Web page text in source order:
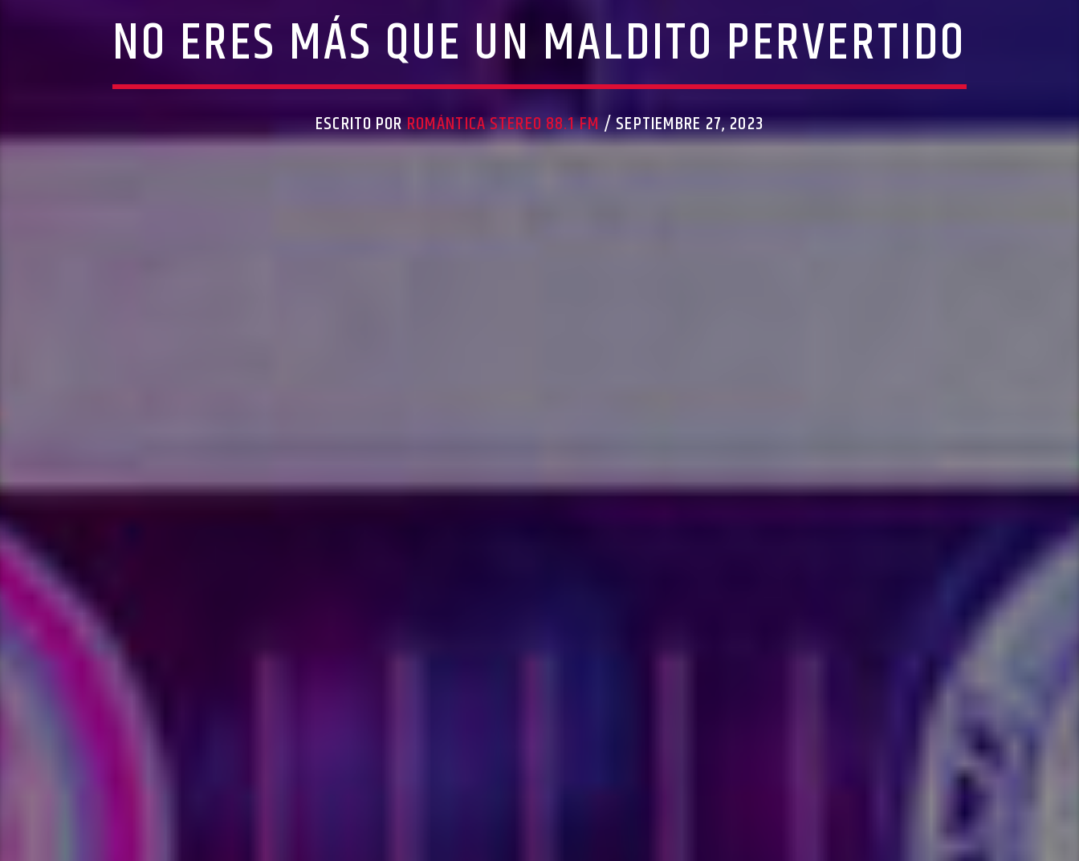
NO ERES MÁS QUE UN MALDITO PERVERTIDO
ESCRITO PORROMÁNTICA STEREO 88.1 FM/ SEPTIEMBRE 27, 2023